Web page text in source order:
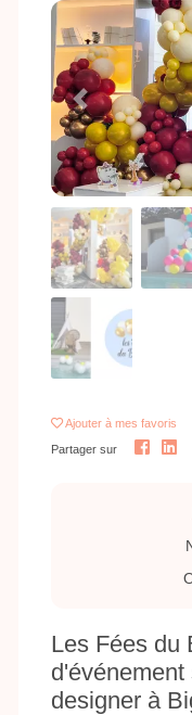
Previous
Ajouter à mes favoris
Partager sur
Les Fées du
designer à